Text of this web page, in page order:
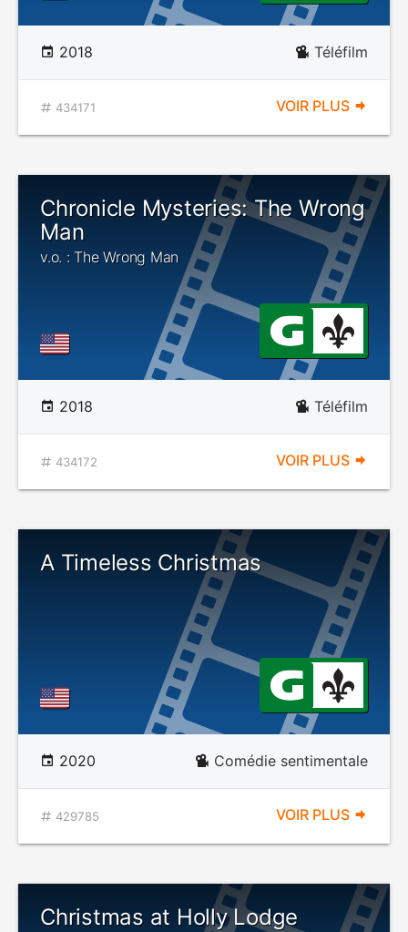
2018 Téléfilm
434171 VOIR PLUS
Chronicle Mysteries: The Wrong
Man
v.o. : The Wrong Man
2018 Téléfilm
434172 VOIR PLUS
A Timeless Christmas
2020 Comédie sentimentale
429785 VOIR PLUS
Christmas at Holly Lodge